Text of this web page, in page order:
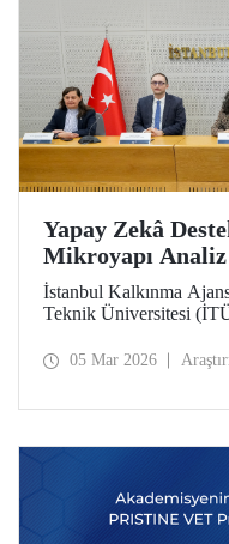
Yapay Zekâ
Mikroyapı
(iMAT) Tanıtım
İstanbul Kalkınma
Teknik Üniversitesi
Projesi’nin (iMAT)
Sanayicileri Derneği
05 Mar 2026